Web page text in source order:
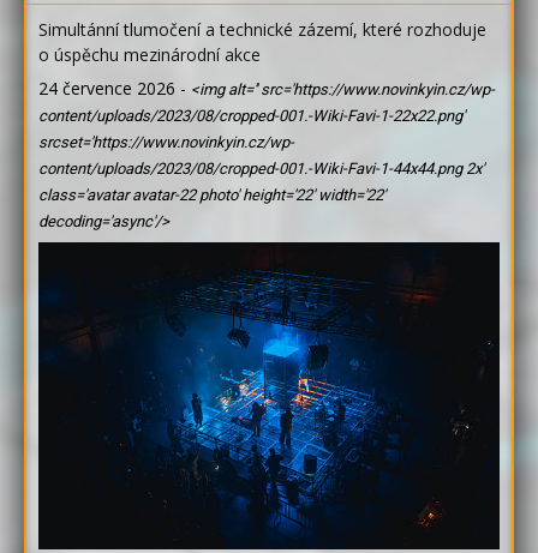
Simultánní tlumočení a technické zázemí, které rozhoduje
o úspěchu mezinárodní akce
24 července 2026 - <img alt='' src='https://www.novinkyin.cz/wp-
content/uploads/2023/08/cropped-001.-Wiki-Favi-1-22x22.png'
srcset='https://www.novinkyin.cz/wp-
content/uploads/2023/08/cropped-001.-Wiki-Favi-1-44x44.png 2x'
class='avatar avatar-22 photo' height='22' width='22'
decoding='async'/>